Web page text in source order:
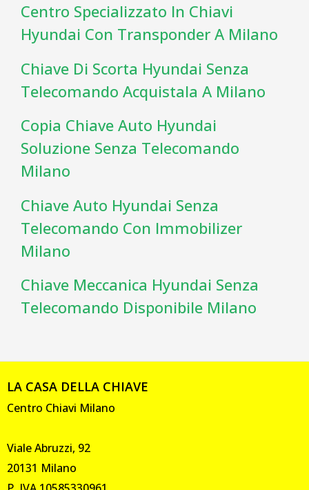
Centro Specializzato In Chiavi
Hyundai Con Transponder A Milano
Chiave Di Scorta Hyundai Senza
Telecomando Acquistala A Milano
Copia Chiave Auto Hyundai
Soluzione Senza Telecomando
Milano
Chiave Auto Hyundai Senza
Telecomando Con Immobilizer
Milano
Chiave Meccanica Hyundai Senza
Telecomando Disponibile Milano
LA CASA DELLA CHIAVE
Centro Chiavi Milano
Viale Abruzzi, 92
20131 Milano